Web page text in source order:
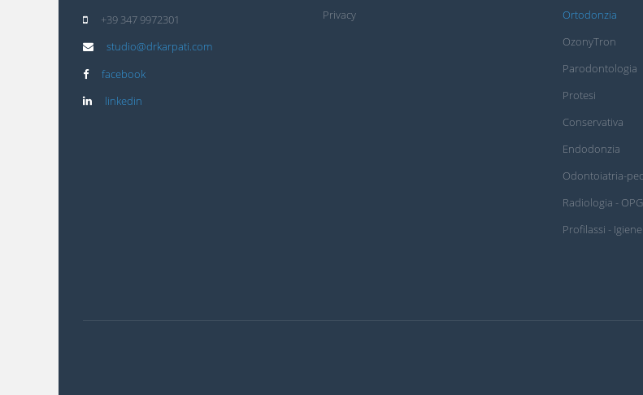
+39 347 9972301
studio@drkarpati.com
facebook
linkedin
Privacy
Ortodonzia
OzonyTron
Parodontologia
Protesi
Conservativa
Endodonzia
Odontoiatria-
Radiologia -
Profilassi -